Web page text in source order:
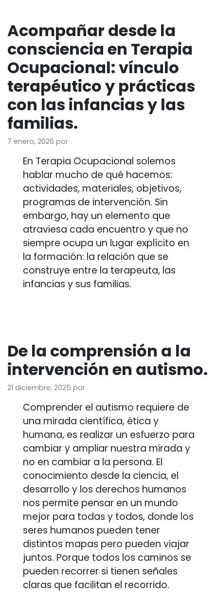
Acompañar desde la
consciencia en Terapia
Ocupacional: vínculo
terapéutico y prácticas
con las infancias y las
familias.
7 enero, 2026 por
En Terapia Ocupacional solemos
hablar mucho de qué hacemos:
actividades, materiales, objetivos,
programas de intervención. Sin
embargo, hay un elemento que
atraviesa cada encuentro y que no
siempre ocupa un lugar explícito en
la formación: la relación que se
construye entre la terapeuta, las
infancias y sus familias.
De la comprensión a la
intervención en autismo.
21 diciembre, 2025 por
Comprender el autismo requiere de
una mirada científica, ética y
humana, es realizar un esfuerzo para
cambiar y ampliar nuestra mirada y
no en cambiar a la persona. El
conocimiento desde la ciencia, el
desarrollo y los derechos humanos
nos permite pensar en un mundo
mejor para todas y todos, donde los
seres humanos pueden tener
distintos mapas pero pueden viajar
juntos. Porque todos los caminos se
pueden recorrer si tienen señales
claras que facilitan el recorrido.